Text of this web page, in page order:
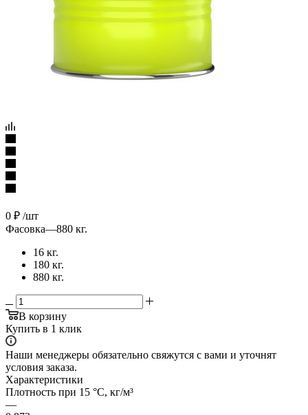
0 ₽ /шт
Фасовка—880 кг.
16 кг.
180 кг.
880 кг.
В корзину
Купить в 1 клик
Наши менеджеры обязательно свяжутся с вами и уточнят
условия заказа.
Характеристики
Плотность при 15 °C, кг/м³
—